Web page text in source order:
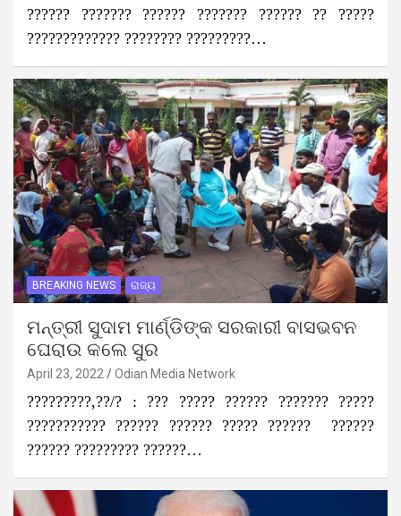
?????? ??????? ?????? ??????? ?????? ?? ?????
????????????? ???????? ?????????…
BREAKING NEWS ରାଜ୍ୟ
ମନ୍ତ୍ରୀ ସୁଦାମ ମାର୍ଣ୍ଡିଙ୍କ ସରକାରୀ ବାସଭବନ
ଘେରାଉ କଲେ ସୁର
April 23, 2022 Odian Media Network
?????????,??/? : ??? ????? ?????? ??????? ?????
??????????? ?????? ?????? ????? ?????? ??????
?????? ????????? ??????…